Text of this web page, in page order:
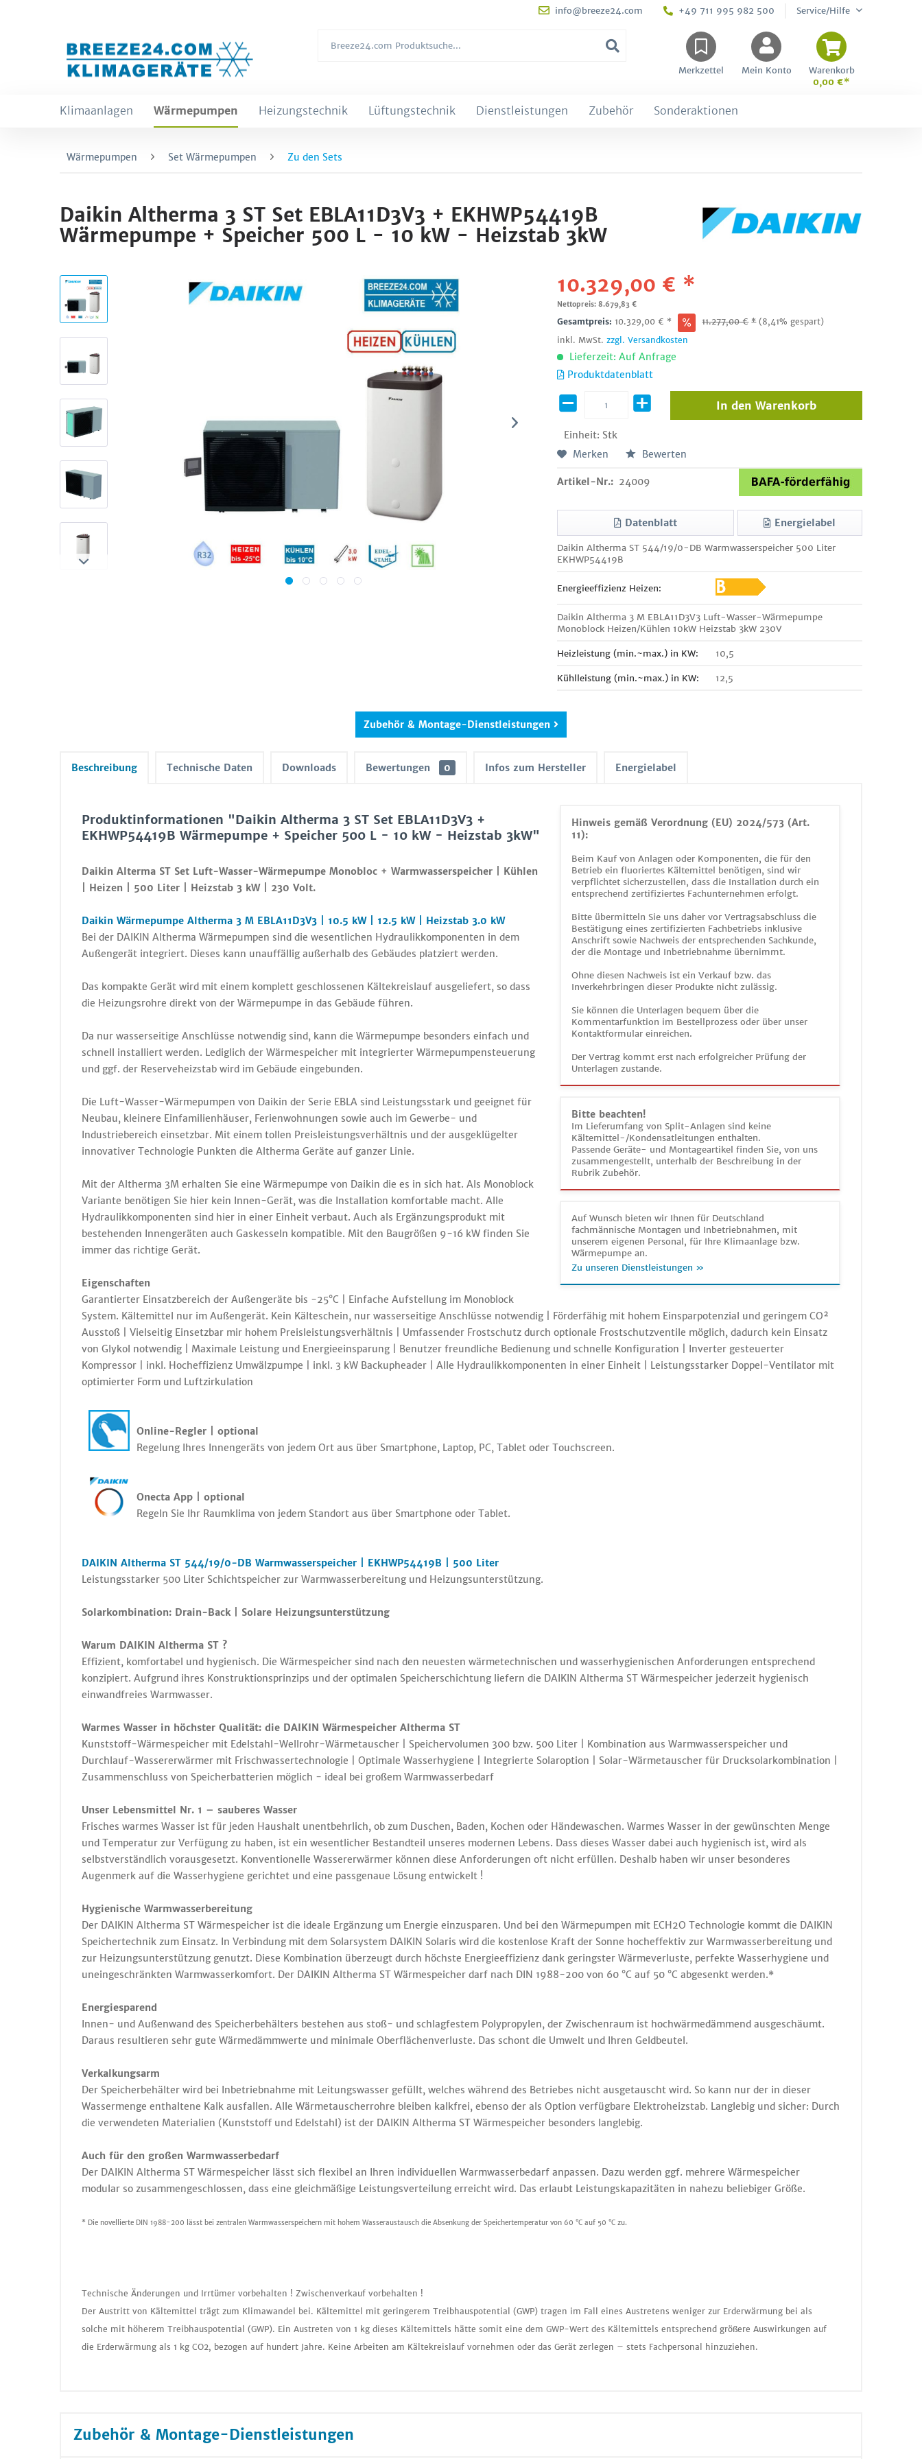
info@breeze24.com +49 711 995 982 500 Service/Hilfe
Merkzettel Mein Konto
Warenkorb
0,00 €*
Klimaanlagen Wärmepumpen Heizungstechnik Lüftungstechnik Dienstleistungen Zubehör Sonderaktionen
Wärmepumpen Set Wärmepumpen Zu den Sets
Daikin Altherma 3 ST Set EBLA11D3V3 + EKHWP54419B
Wärmepumpe + Speicher 500 L - 10 kW - Heizstab 3kW
10.329,00 € *
Nettopreis: 8.679,83 €
Gesamtpreis: 10.329,00 € * 11.277,00€ * (8,41% gespart)
inkl. MwSt.zzgl. Versandkosten
Lieferzeit: Auf Anfrage
Produktdatenblatt
Einheit: Stk
In den Warenkorb
Merken Bewerten
Artikel-Nr.: 24009
Datenblatt Energielabel
Daikin Altherma ST 544/19/0-DB Warmwasserspeicher 500 Liter
EKHWP54419B
Energieeffizienz Heizen:
Daikin Altherma 3 M EBLA11D3V3 Luft-Wasser-Wärmepumpe
Monoblock Heizen/Kühlen 10kW Heizstab 3kW 230V
Heizleistung (min.~max.) in KW: 10,5
Kühlleistung (min.~max.) in KW: 12,5
Zubehör & Montage-Dienstleistungen
Beschreibung Technische Daten Downloads Bewertungen 0 Infos zum Hersteller Energielabel
Hinweis gemäß Verordnung (EU) 2024/573 (Art.
11):
Beim Kauf von Anlagen oder Komponenten, die für den
Betrieb ein fluoriertes Kältemittel benötigen, sind wir
verpflichtet sicherzustellen, dass die Installation durch ein
entsprechend zertifiziertes Fachunternehmen erfolgt.
Bitte übermitteln Sie uns daher vor Vertragsabschluss die
Bestätigung eines zertifizierten Fachbetriebs inklusive
Anschrift sowie Nachweis der entsprechenden Sachkunde,
der die Montage und Inbetriebnahme übernimmt.
Ohne diesen Nachweis ist ein Verkauf bzw. das
Inverkehrbringen dieser Produkte nicht zulässig.
Sie können die Unterlagen bequem über die
Kommentarfunktion im Bestellprozess oder über unser
Kontaktformular einreichen.
Der Vertrag kommt erst nach erfolgreicher Prüfung der
Unterlagen zustande.
Bitte beachten!
Im Lieferumfang von Split-Anlagen sind keine
Kältemittel-/Kondensatleitungen enthalten.
Passende Geräte- und Montageartikel finden Sie, von uns
zusammengestellt, unterhalb der Beschreibung in der
Rubrik Zubehör.
Auf Wunsch bieten wir Ihnen für Deutschland
fachmännische Montagen und Inbetriebnahmen, mit
unserem eigenen Personal, für Ihre Klimaanlage bzw.
Wärmepumpe an.
Zu unseren Dienstleistungen »
Produktinformationen "Daikin Altherma 3 ST Set EBLA11D3V3 +
EKHWP54419B Wärmepumpe + Speicher 500 L - 10 kW - Heizstab 3kW"
Daikin Alterma ST Set Luft-Wasser-Wärmepumpe Monobloc + Warmwasserspeicher | Kühlen
| Heizen | 500 Liter | Heizstab 3 kW | 230 Volt.
Daikin Wärmepumpe Altherma 3 M EBLA11D3V3 | 10.5 kW | 12.5 kW| Heizstab 3.0 kW
Bei der DAIKIN Altherma Wärmepumpen sind die wesentlichen Hydraulikkomponenten in dem
Außengerät integriert. Dieses kann unauffällig außerhalb des Gebäudes platziert werden.
Das kompakte Gerät wird mit einem komplett geschlossenen Kältekreislauf ausgeliefert, so dass
die Heizungsrohre direkt von der Wärmepumpe in das Gebäude führen.
Da nur wasserseitige Anschlüsse notwendig sind, kann die Wärmepumpe besonders einfach und
schnell installiert werden. Lediglich der Wärmespeicher mit integrierter Wärmepumpensteuerung
und ggf. der Reserveheizstab wird im Gebäude eingebunden.
Die Luft-Wasser-Wärmepumpen von Daikin der Serie EBLA sind Leistungsstark und geeignet für
Neubau, kleinere Einfamilienhäuser, Ferienwohnungen sowie auch im Gewerbe- und
Industriebereich einsetzbar. Mit einem tollen Preisleistungsverhältnis und der ausgeklügelter
innovativer Technologie Punkten die Altherma Geräte auf ganzer Linie.
Mit der Altherma 3M erhalten Sie eine Wärmepumpe von Daikin die es in sich hat. Als Monoblock
Variante benötigen Sie hier kein Innen-Gerät, was die Installation komfortable macht. Alle
Hydraulikkomponenten sind hier in einer Einheit verbaut. Auch als Ergänzungsprodukt mit
bestehenden Innengeräten auch Gaskesseln kompatible. Mit den Baugrößen 9-16 kW finden Sie
immer das richtige Gerät.
Eigenschaften
Garantierter Einsatzbereich der Außengeräte bis -25°C | Einfache Aufstellung im Monoblock
System. Kältemittel nur im Außengerät. Kein Kälteschein, nur wasserseitige Anschlüsse notwendig | Förderfähig mit hohem Einsparpotenzial und geringem CO²
Ausstoß | Vielseitig Einsetzbar mir hohem Preisleistungsverhältnis | Umfassender Frostschutz durch optionale Frostschutzventile möglich, dadurch kein Einsatz
von Glykol notwendig | Maximale Leistung und Energieeinsparung | Benutzer freundliche Bedienung und schnelle Konfiguration | Inverter gesteuerter
Kompressor | inkl. Hocheffizienz Umwälzpumpe | inkl. 3 kW Backupheader | Alle Hydraulikkomponenten in einer Einheit | Leistungsstarker Doppel-Ventilator mit
optimierter Form und Luftzirkulation
Online-Regler | optional
Regelung Ihres Innengeräts von jedem Ort aus über Smartphone, Laptop, PC, Tablet oder Touchscreen.
Onecta App | optional
Regeln Sie Ihr Raumklima von jedem Standort aus über Smartphone oder Tablet.
DAIKIN Altherma ST 544/19/0-DB Warmwasserspeicher | EKHWP54419B | 500 Liter
Leistungsstarker 500 Liter Schichtspeicher zur Warmwasserbereitung und Heizungsunterstützung.
Solarkombination: Drain-Back | Solare Heizungsunterstützung
Warum DAIKIN Altherma ST ?
Effizient, komfortabel und hygienisch. Die Wärmespeicher sind nach den neuesten wärmetechnischen und wasserhygienischen Anforderungen entsprechend
konzipiert. Aufgrund ihres Konstruktionsprinzips und der optimalen Speicherschichtung liefern die DAIKIN Altherma ST Wärmespeicher jederzeit hygienisch
einwandfreies Warmwasser.
Warmes Wasser in höchster Qualität: die DAIKIN Wärmespeicher Altherma ST
Kunststoff-Wärmespeicher mit Edelstahl-Wellrohr-Wärmetauscher | Speichervolumen 300 bzw. 500 Liter | Kombination aus Warmwasserspeicher und
Durchlauf-Wassererwärmer mit Frischwassertechnologie | Optimale Wasserhygiene | Integrierte Solaroption | Solar-Wärmetauscher für Drucksolarkombination |
Zusammenschluss von Speicherbatterien möglich - ideal bei großem Warmwasserbedarf
Unser Lebensmittel Nr. 1 – sauberes Wasser
Frisches warmes Wasser ist für jeden Haushalt unentbehrlich, ob zum Duschen, Baden, Kochen oder Händewaschen. Warmes Wasser in der gewünschten Menge
und Temperatur zur Verfügung zu haben, ist ein wesentlicher Bestandteil unseres modernen Lebens. Dass dieses Wasser dabei auch hygienisch ist, wird als
selbstverständlich vorausgesetzt. Konventionelle Wassererwärmer können diese Anforderungen oft nicht erfüllen. Deshalb haben wir unser besonderes
Augenmerk auf die Wasserhygiene gerichtet und eine passgenaue Lösung entwickelt !
Hygienische Warmwasserbereitung
Der DAIKIN Altherma ST Wärmespeicher ist die ideale Ergänzung um Energie einzusparen. Und bei den Wärmepumpen mit ECH2O Technologie kommt die DAIKIN
Speichertechnik zum Einsatz. In Verbindung mit dem Solarsystem DAIKIN Solaris wird die kostenlose Kraft der Sonne hocheffektiv zur Warmwasserbereitung und
zur Heizungsunterstützung genutzt. Diese Kombination überzeugt durch höchste Energieeffizienz dank geringster Wärmeverluste, perfekte Wasserhygiene und
uneingeschränkten Warmwasserkomfort. Der DAIKIN Altherma ST Wärmespeicher darf nach DIN 1988-200 von 60 °C auf 50 °C abgesenkt werden.*
Energiesparend
Innen- und Außenwand des Speicherbehälters bestehen aus stoß- und schlagfestem Polypropylen, der Zwischenraum ist hochwärmedämmend ausgeschäumt.
Daraus resultieren sehr gute Wärmedämmwerte und minimale Oberflächenverluste. Das schont die Umwelt und Ihren Geldbeutel.
Verkalkungsarm
Der Speicherbehälter wird bei Inbetriebnahme mit Leitungswasser gefüllt, welches während des Betriebes nicht ausgetauscht wird. So kann nur der in dieser
Wassermenge enthaltene Kalk ausfallen. Alle Wärmetauscherrohre bleiben kalkfrei, ebenso der als Option verfügbare Elektroheizstab. Langlebig und sicher: Durch
die verwendeten Materialien (Kunststoff und Edelstahl) ist der DAIKIN Altherma ST Wärmespeicher besonders langlebig.
Auch für den großen Warmwasserbedarf
Der DAIKIN Altherma ST Wärmespeicher lässt sich flexibel an Ihren individuellen Warmwasserbedarf anpassen. Dazu werden ggf. mehrere Wärmespeicher
modular so zusammengeschlossen, dass eine gleichmäßige Leistungsverteilung erreicht wird. Das erlaubt Leistungskapazitäten in nahezu beliebiger Größe.
* Die novellierte DIN 1988-200 lässt bei zentralen Warmwasserspeichern mit hohem Wasseraustausch die Absenkung der Speichertemperatur von 60 °C auf 50 °C zu.
Technische Änderungen und Irrtümer vorbehalten ! Zwischenverkauf vorbehalten !
Der Austritt von Kältemittel trägt zum Klimawandel bei. Kältemittel mit geringerem Treibhauspotential (GWP) tragen im Fall eines Austretens weniger zur Erderwärmung bei als
solche mit höherem Treibhauspotential (GWP). Ein Austreten von 1 kg dieses Kältemittels hätte somit eine dem GWP-Wert des Kältemittels entsprechend größere Auswirkungen auf
die Erderwärmung als 1 kg CO2, bezogen auf hundert Jahre. Keine Arbeiten am Kältekreislauf vornehmen oder das Gerät zerlegen – stets Fachpersonal hinzuziehen.
Zubehör & Montage-Dienstleistungen